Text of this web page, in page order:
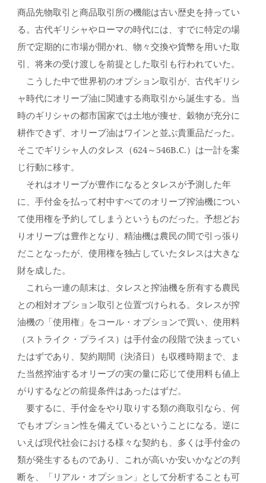
商品先物取引と商品取引所の機能は古い歴史を持ってい
る。古代ギリシャやローマの時代には、すでに特定の場
所で定期的に市場が開かれ、物々交換や貨幣を用いた取
引、将来の受け渡しを前提とした取引も行われていた。
こうした中で世界初のオプション取引が、古代ギリシ
ャ時代にオリーブ油に関連する商取引から誕生する。当
時のギリシャの都市国家では土地が痩せ、穀物が充分に
耕作できず、オリーブ油はワインと並ぶ貴重品だった。
そこでギリシャ人のタレス（624～546B.C.）は一計を案
じ行動に移す。
それはオリーブが豊作になるとタレスが予測した年
に、手付金を払って村中すべてのオリーブ搾油機につい
て使用権を予約してしまうというものだった。予想どお
りオリーブは豊作となり、精油機は農民の間で引っ張り
だことなったが、使用権を独占していたタレスは大きな
財を成した。
これら一連の顛末は、タレスと搾油機を所有する農民
との相対オプション取引と位置づけられる。タレスが搾
油機の「使用権」をコール・オプションで買い、使用料
（ストライク・プライス）は手付金の段階で決まってい
たはずであり、契約期間（決済日）も収穫時期まで、ま
た当然搾油するオリーブの実の量に応じて使用料も値上
がりするなどの前提条件はあったはずだ。
要するに、手付金をやり取りする類の商取引なら、何
でもオプション性を備えているということになる。逆に
いえば現代社会における様々な契約も、多くは手付金の
類が発生するものであり、これが高いか安いかなどの判
断を、「リアル・オプション」として分析することも可